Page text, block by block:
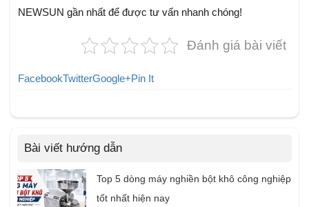
NEWSUN gần nhất để được tư vấn nhanh chóng!
Đánh giá bài viết
FacebookTwitterGoogle+Pin It
Bài viết hướng dẫn
Top 5 dòng máy nghiền bột khô công nghiệp
tốt nhất hiện nay